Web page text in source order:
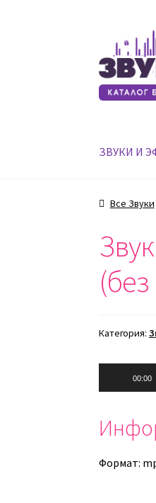
Перейти
к
навигации
Перейти
к
ЗВУКИ И
Все Звуки
Категория:
00:00
Формат: